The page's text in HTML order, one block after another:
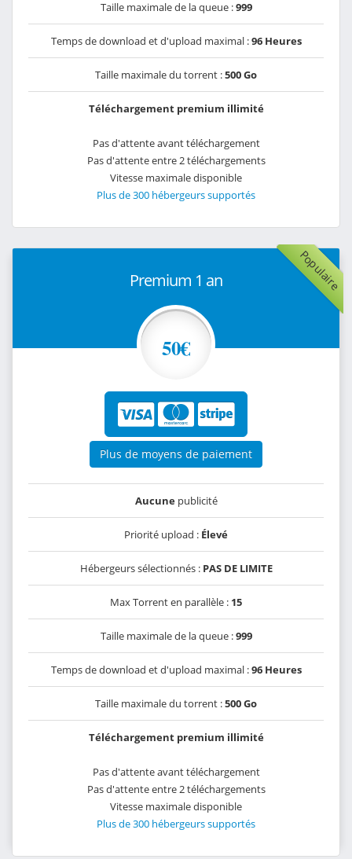
Taille maximale de la queue :999
Temps de download et d'upload maximal :96 Heures
Taille maximale du torrent :500 Go
Téléchargement premium illimité
Pas d'attente avant téléchargement
Pas d'attente entre 2 téléchargements
Vitesse maximale disponible
Plus de 300 hébergeurs supportés
Populaire
Premium 1 an
50€
Plus de moyens de paiement
Aucunepublicité
Priorité upload : Élevé
Hébergeurs sélectionnés : PAS DE LIMITE
Max Torrent en parallèle : 15
Taille maximale de la queue :999
Temps de download et d'upload maximal :96 Heures
Taille maximale du torrent :500 Go
Téléchargement premium illimité
Pas d'attente avant téléchargement
Pas d'attente entre 2 téléchargements
Vitesse maximale disponible
Plus de 300 hébergeurs supportés